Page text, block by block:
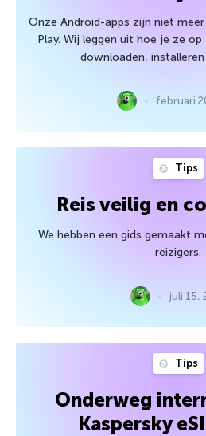
Onze Android-apps zijn niet
Play. Wij leggen uit hoe je ze
downloaden,
februari
Tips
Reis veilig en
We hebben een gids gemaakt
reizigers.
juli 15,
Tips
Onderweg
Kaspersky